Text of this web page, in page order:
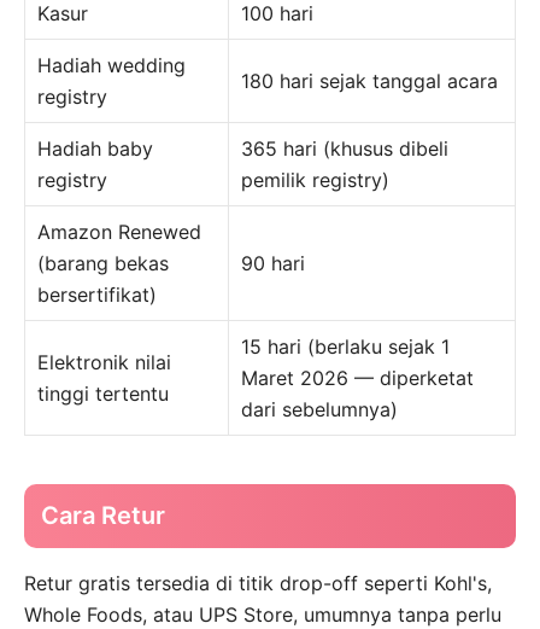
Kasur 100 hari
Hadiah wedding
registry
180 hari sejak tanggal acara
Hadiah baby
registry
365 hari (khusus dibeli
pemilik registry)
Amazon Renewed
(barang bekas
bersertifikat)
90 hari
Elektronik nilai
tinggi tertentu
15 hari (berlaku sejak 1
Maret 2026 — diperketat
dari sebelumnya)
Cara Retur
Retur gratis tersedia di titik drop-off seperti Kohl's,
Whole Foods, atau UPS Store, umumnya tanpa perlu